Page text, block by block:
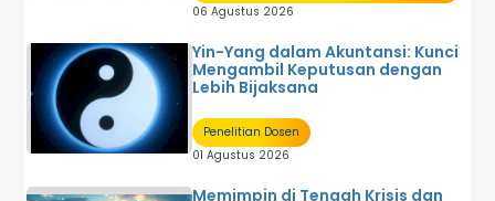
06 Agustus 2026
Yin-Yang dalam Akuntansi: Kunci
Mengambil Keputusan dengan
Lebih Bijaksana
Penelitian Dosen
01 Agustus 2026
Memimpin di Tengah Krisis dan